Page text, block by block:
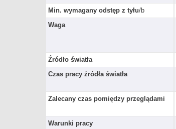
Min. wymagany odstęp z tyłu/b
Waga
Źródło światła
Czas pracy źródła światła
Zalecany czas pomiędzy przeglądami
Warunki pracy